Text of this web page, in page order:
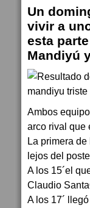
Un
vivir a
esta
Mandiyú
Ambos
arco rival que
La primera
lejos del
A los 15´el
Claudio
A los 17´